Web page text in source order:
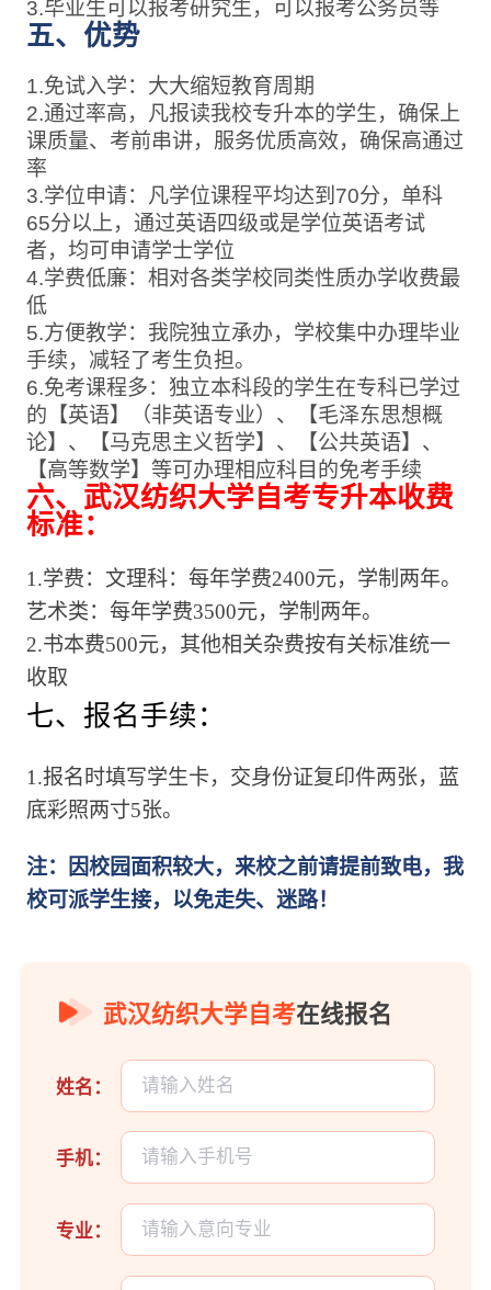
3.毕业生可以报考研究生，可以报考公务员等
五、优势
1.免试入学：大大缩短教育周期
2.通过率高，凡报读我校专升本的学生，确保上
课质量、考前串讲，服务优质高效，确保高通过
率
3.学位申请：凡学位课程平均达到70分，单科
65分以上，通过英语四级或是学位英语考试
者，均可申请学士学位
4.学费低廉：相对各类学校同类性质办学收费最
低
5.方便教学：我院独立承办，学校集中办理毕业
手续，减轻了考生负担。
6.免考课程多：独立本科段的学生在专科已学过
的【英语】（非英语专业）、【毛泽东思想概
论】、【马克思主义哲学】、【公共英语】、
【高等数学】等可办理相应科目的免考手续
六、武汉纺织大学自考专升本收费
标准：
1.学费：文理科：每年学费2400元，学制两年。
艺术类：每年学费3500元，学制两年。
2.书本费500元，其他相关杂费按有关标准统一
收取
七、报名手续：
1.报名时填写学生卡，交身份证复印件两张，蓝
底彩照两寸5张。
注：因校园面积较大，来校之前请提前致电，我
校可派学生接，以免走失、迷路！
武汉纺织大学自考在线报名
姓名：
手机：
专业：